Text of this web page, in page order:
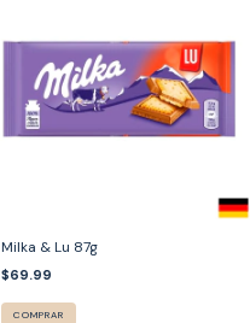
Milka & Lu 87g
$69.99
COMPRAR